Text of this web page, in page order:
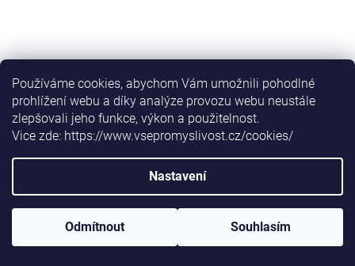
Používáme cookies, abychom Vám umožnili pohodlné
prohlížení webu a díky analýze provozu webu neustále
zlepšovali jeho funkce, výkon a použitelnost.
Vice zde: https://www.vsepromyslivost.cz/cookies/
Nastavení
Odmítnout Souhlasím
Skladem
139 Kč
/ ks